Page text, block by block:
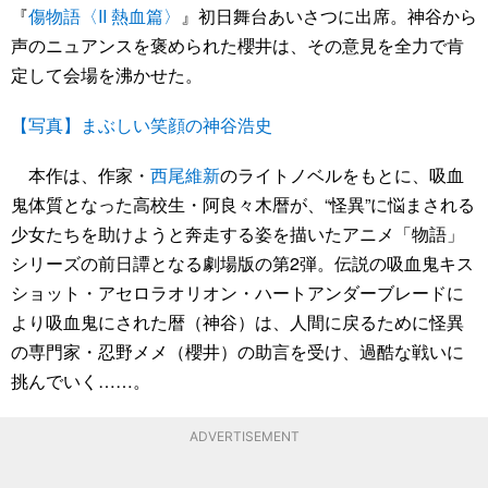
『傷物語〈II 熱血篇〉 』初日舞台あいさつに出席。神谷から
声のニュアンスを褒められた櫻井は、その意見を全力で肯
定して会場を沸かせた。
【写真】まぶしい笑顔の神谷浩史
本作は、作家・ 西尾維新のライトノベルをもとに、吸血
鬼体質となった高校生・阿良々木暦が、“怪異”に悩まされる
少女たちを助けようと奔走する姿を描いたアニメ「物語」
シリーズの前日譚となる劇場版の第2弾。伝説の吸血鬼キス
ショット・アセロラオリオン・ハートアンダーブレードに
より吸血鬼にされた暦（神谷）は、人間に戻るために怪異
の専門家・忍野メメ（櫻井）の助言を受け、過酷な戦いに
挑んでいく……。
ADVERTISEMENT